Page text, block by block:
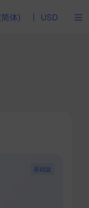
体) USD
基础版